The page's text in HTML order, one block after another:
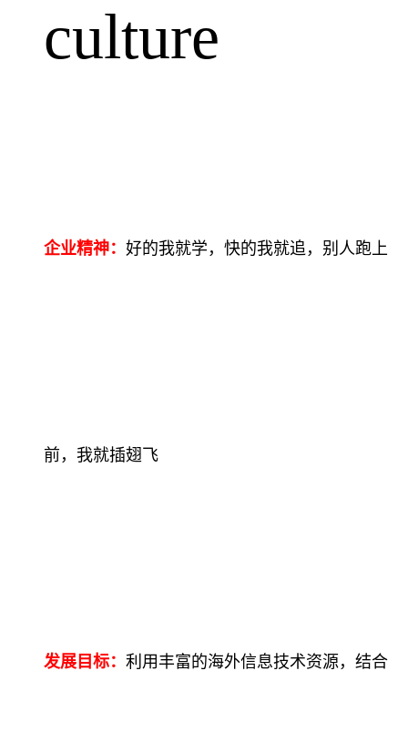
culture
企业精神： 好的我就学，快的我就追，别人跑上
前，我就插翅飞
发展目标： 利用丰富的海外信息技术资源，结合